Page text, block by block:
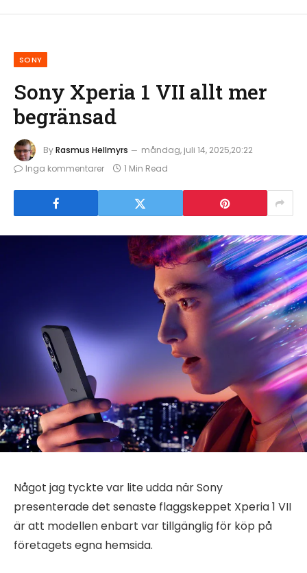
SONY
Sony Xperia 1 VII allt mer
begränsad
ByRasmus Hellmyrs
måndag, juli 14, 2025,20:22
Inga kommentarer
1 Min Read
Något jag tyckte var lite udda när Sony
presenterade det senaste flaggskeppet Xperia 1 VII
är att modellen enbart var tillgänglig för köp på
företagets egna hemsida.